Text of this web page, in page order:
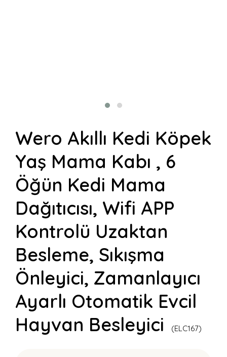
Wero Akıllı Kedi Köpek
Yaş Mama Kabı , 6
Öğün Kedi Mama
Dağıtıcısı, Wifi APP
Kontrolü Uzaktan
Besleme, Sıkışma
Önleyici, Zamanlayıcı
Ayarlı Otomatik Evcil
Hayvan Besleyici
(ELC167)